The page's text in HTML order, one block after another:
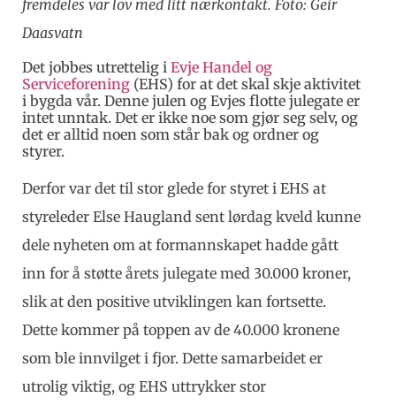
fremdeles var lov med litt nærkontakt. Foto: Geir
Daasvatn
Det jobbes utrettelig i Evje Handel og
Serviceforening (EHS) for at det skal skje aktivitet
i bygda vår. Denne julen og Evjes flotte julegate er
intet unntak. Det er ikke noe som gjør seg selv, og
det er alltid noen som står bak og ordner og
styrer.
Derfor var det til stor glede for styret i EHS at
styreleder Else Haugland sent lørdag kveld kunne
dele nyheten om at formannskapet hadde gått
inn for å støtte årets julegate med 30.000 kroner,
slik at den positive utviklingen kan fortsette.
Dette kommer på toppen av de 40.000 kronene
som ble innvilget i fjor. Dette samarbeidet er
utrolig viktig, og EHS uttrykker stor